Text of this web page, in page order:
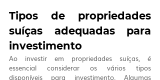
Tipos de propriedades
suíças adequadas para
investimento
Ao investir em propriedades suíças, é
essencial considerar os vários tipos
disponíveis para investimento. Algumas